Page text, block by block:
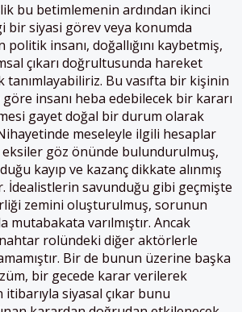
bu betimlemenin ardından ikinci
bir siyasi görev veya konumda
insanı, doğallığını kaybetmiş,
çıkarı doğrultusunda hareket
Bu vasıfta bir kişinin
insanı heba edebilecek bir kararı
gayet doğal bir durum olarak
Nihayetinde meseleyle ilgili hesaplar
eksiler göz önünde bulundurulmuş,
kayıp ve kazanç dikkate alınmış
İdealistlerin savunduğu gibi geçmişte
zemini oluşturulmuş, sorunun
mutabakata varılmıştır. Ancak
rolündeki diğer aktörlerle
Bir de bunun üzerine başka
bir gecede karar verilerek
siyasal çıkar bunu